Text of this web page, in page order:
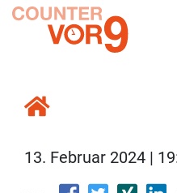
13. Februar 2024 |